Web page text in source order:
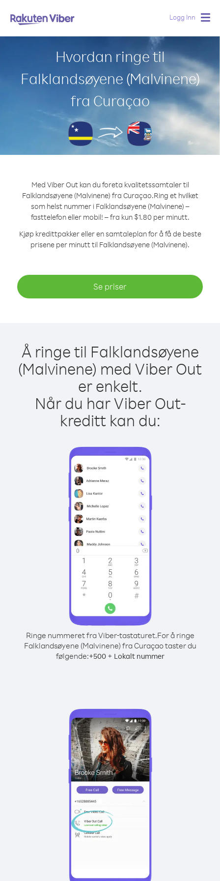
Logg Inn
Hvordan ringe til
Falklandsøyene (Malvinene)
fra Curaçao
Med Viber Out kan du foreta kvalitetssamtaler til
Falklandsøyene (Malvinene) fra Curaçao.Ring et hvilket
som helst nummer i Falklandsøyene (Malvinene) –
fasttelefon eller mobil! – fra kun $1.80 per minutt.
Kjøp kredittpakker eller en samtaleplan for å få de beste
prisene per minutt til Falklandsøyene (Malvinene).
Se priser
Å ringe til Falklandsøyene
(Malvinene) med Viber Out
er enkelt.
Når du har Viber Out-
kreditt kan du:
Ringe nummeret fra Viber-tastaturet.For å ringe
Falklandsøyene (Malvinene) fra Curaçao taster du
følgende:+500+ Lokalt nummer